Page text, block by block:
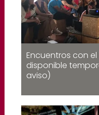
Encuentros con
disponible
aviso)